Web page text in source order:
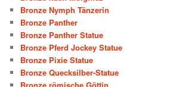
Bronze Nymph Tänzerin
Bronze Panther
Bronze Panther Statue
Bronze Pferd Jockey Statue
Bronze Pixie Statue
Bronze Quecksilber-Statue